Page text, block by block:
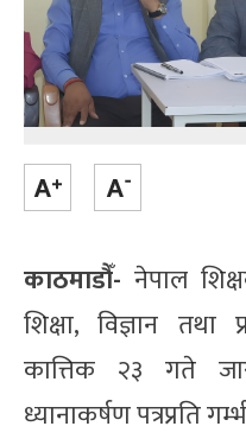
काठमाडौँ-नेपाल
शिक्षा, विज्ञान तथा
कात्तिक २३ गते
ध्यानाकर्षण पत्रप्रति